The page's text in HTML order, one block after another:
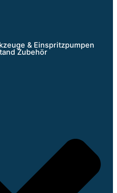
& Einspritzpumpen
Zubehör